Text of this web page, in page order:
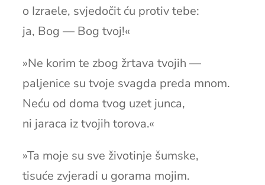
o Izraele, svjedočit ću protiv tebe:
ja, Bog — Bog tvoj!«
»Ne korim te zbog žrtava tvojih —
paljenice su tvoje svagda preda mnom.
Neću od doma tvog uzet junca,
ni jaraca iz tvojih torova.«
»Ta moje su sve životinje šumske,
tisuće zvjeradi u gorama mojim.